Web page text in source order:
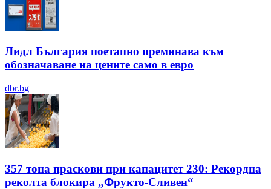
Лидл България поетапно преминава към
обозначаване на цените само в евро
dbr.bg
357 тона праскови при капацитет 230: Рекордна
реколта блокира „Фрукто-Сливен“